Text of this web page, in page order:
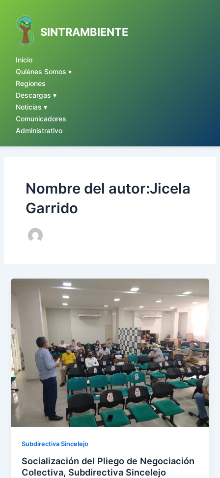
SINTRAMBIENTE
Inicio
Quiénes Somos ▾
Regiones
Descargas ▾
Noticias ▾
Comunicadores
Administrativo
contenido
Nombre del autor:Jicela
Garrido
Subdirectiva Sincelejo
Socialización del Pliego de Negociación
Colectiva, Subdirectiva Sincelejo